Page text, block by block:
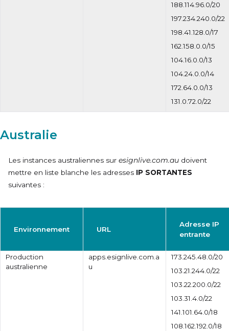
188.114.96.0/20
197.234.240.0/22
198.41.128.0/17
162.158.0.0/15
104.16.0.0/13
104.24.0.0/14
172.64.0.0/13
131.0.72.0/22
Australie
Les instances australiennes sur esignlive.com.au doivent
mettre en liste blanche les adresses IP SORTANTES
suivantes :
Environnement URL
Adresse IP
entrante
Production
australienne
apps.esignlive.com.a
u
173.245.48.0/20
103.21.244.0/22
103.22.200.0/22
103.31.4.0/22
141.101.64.0/18
108.162.192.0/18